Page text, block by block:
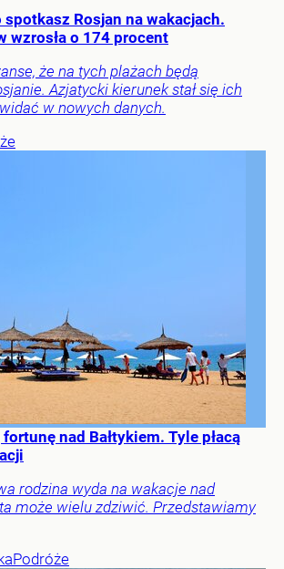
spotkasz Rosjan na wakacjach.
wzrosła o 174 procent
że na tych plażach będą
Azjatycki kierunek stał się ich
w nowych danych.
nad Bałtykiem. Tyle płacą
rodzina wyda na wakacje nad
może wielu zdziwić. Przedstawiamy
Podróże